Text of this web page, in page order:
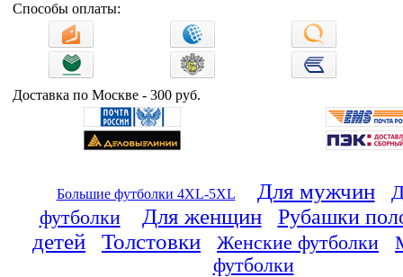
Способы оплаты:
Доставка по Москве - 300 руб.
Большие футболки 4XL-5XL Для мужчин
футболки
Для женщин Рубашки
детей Толстовки Женские футболки
футболки